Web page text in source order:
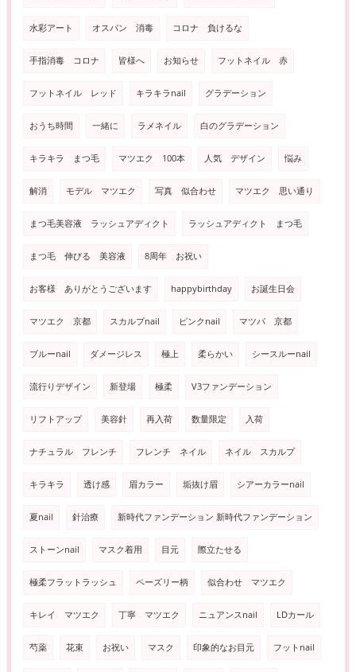
水彩アート オスバン 消毒 コロナ 負けるな
手指消毒 コロナ 皆様へ お知らせ フットネイル 赤
フットネイル レッド キラキラnail グラデーション
おうち時間 一緒に ラメネイル 白のグラデーション
キラキラ まつ毛 マツエク 100本 人気 デザイン 悩み
解消 モデル マツエク 写真 似合わせ マツエク 思い通り
まつ毛美容液 ラッシュアディクト ラッシュアディクト まつ毛
まつ毛 伸びる 美容液 8周年 お祝い
お客様 ありがとうございます happybirthday お誕生日会
マツエク 京都 スカルプnail ピンクnail マツパ 京都
ブルーnail ダメージレス 極上 柔らかい シースルーnail
流行りデザイン 新登場 極柔 V3ファンデーション
リフトアップ 美容針 再入荷 数量限定 入荷
ナチュラル フレンチ フレンチ ネイル ネイル スカルプ
キラキラ 透け感 眉カラー 垢抜け眉 シアーカラーnail
夏nail 針治療 新時代ファンデーション 新時代ファンデーション
ストーンnail マスク着用 目元 際立たせる
極柔フラットラッシュ ペーズリー柄 似合わせ マツエク
キレイ マツエク 丁寧 マツエク ニュアンスnail LDカール
芍薬 花束 お祝い マスク 印象的なお目元 フットnail